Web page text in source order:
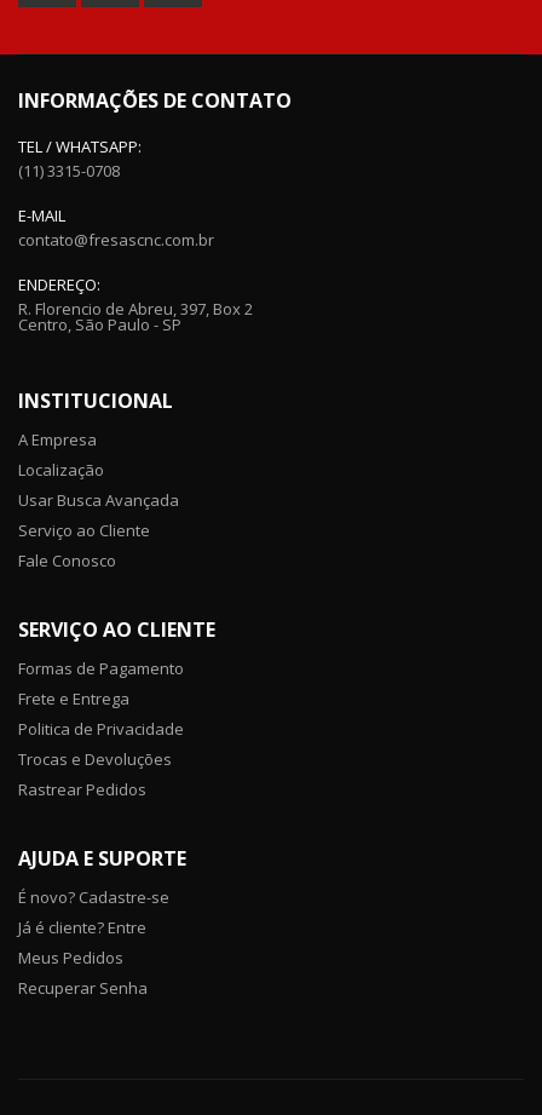
INFORMAÇÕES DE CONTATO
TEL / WHATSAPP:
(11) 3315-0708
E-MAIL
contato@fresascnc.com.br
ENDEREÇO:
R. Florencio de Abreu, 397, Box 2
Centro, São Paulo - SP
INSTITUCIONAL
A Empresa
Localização
Usar Busca Avançada
Serviço ao Cliente
Fale Conosco
SERVIÇO AO CLIENTE
Formas de Pagamento
Frete e Entrega
Politica de Privacidade
Trocas e Devoluções
Rastrear Pedidos
AJUDA E SUPORTE
É novo? Cadastre-se
Já é cliente? Entre
Meus Pedidos
Recuperar Senha